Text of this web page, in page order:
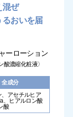
混ぜ
るおいを届
ーローション
酸濃縮化粧液〉
全成分
、アセチルヒア
、ヒアルロン酸
酸